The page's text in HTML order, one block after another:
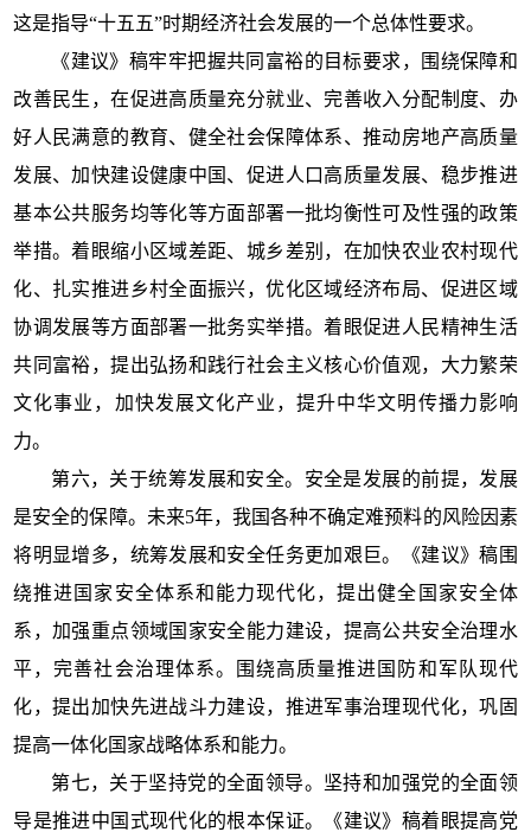
这是指导“十五五”时期经济社会发展的一个总体性要求。
《建议》稿牢牢把握共同富裕的目标要求，围绕保障和
改善民生，在促进高质量充分就业、完善收入分配制度、办
好人民满意的教育、健全社会保障体系、推动房地产高质量
发展、加快建设健康中国、促进人口高质量发展、稳步推进
基本公共服务均等化等方面部署一批均衡性可及性强的政策
举措。着眼缩小区域差距、城乡差别，在加快农业农村现代
化、扎实推进乡村全面振兴，优化区域经济布局、促进区域
协调发展等方面部署一批务实举措。着眼促进人民精神生活
共同富裕，提出弘扬和践行社会主义核心价值观，大力繁荣
文化事业，加快发展文化产业，提升中华文明传播力影响
力。
第六，关于统筹发展和安全。安全是发展的前提，发展
是安全的保障。未来5年，我国各种不确定难预料的风险因素
将明显增多，统筹发展和安全任务更加艰巨。《建议》稿围
绕推进国家安全体系和能力现代化，提出健全国家安全体
系，加强重点领域国家安全能力建设，提高公共安全治理水
平，完善社会治理体系。围绕高质量推进国防和军队现代
化，提出加快先进战斗力建设，推进军事治理现代化，巩固
提高一体化国家战略体系和能力。
第七，关于坚持党的全面领导。坚持和加强党的全面领
导是推进中国式现代化的根本保证。《建议》稿着眼提高党